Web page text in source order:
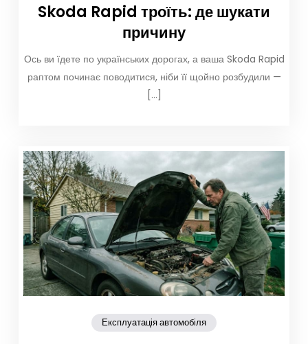
Skoda Rapid троїть: де шукати
причину
Ось ви їдете по українських дорогах, а ваша Skoda Rapid
раптом починає поводитися, ніби її щойно розбудили —
[…]
Експлуатація автомобіля